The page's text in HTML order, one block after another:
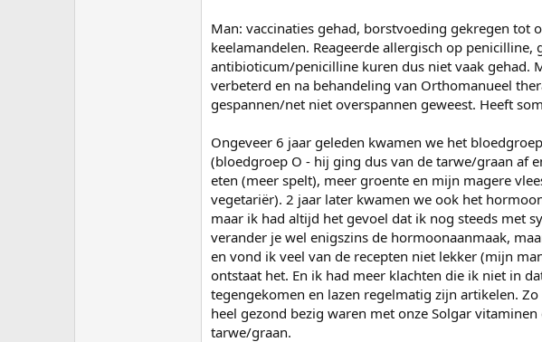
Man: vaccinaties gehad, borstvoeding gekregen tot
keelamandelen. Reageerde allergisch op
antibioticum/penicilline kuren dus niet vaak gehad.
verbeterd en na behandeling van Orthomanueel
gespannen/net niet overspannen geweest. Heeft
Ongeveer 6 jaar geleden kwamen we het
(bloedgroep O - hij ging dus van de tarwe/graan af
eten (meer spelt), meer groente en mijn magere
vegetariër). 2 jaar later kwamen we ook het
maar ik had altijd het gevoel dat ik nog steeds met
verander je wel enigszins de hormoonaanmaak,
en vond ik veel van de recepten niet lekker (mijn
ontstaat het. En ik had meer klachten die ik niet in
tegengekomen en lazen regelmatig zijn artikelen.
heel gezond bezig waren met onze Solgar
tarwe/graan.